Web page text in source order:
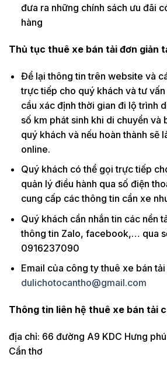
đưa ra những chính sách ưu đãi
hàng
Thủ tục thuê xe bán tải đơn giản
Để lại thông tin trên website và
trực tiếp cho quý khách và tư
cầu xác định thời gian đi lộ trình
số km phát sinh khi di chuyển và
quý khách và nếu hoàn thành sẽ
online.
Quý khách có thể gọi trực tiếp
quản lý điều hành qua số điện
cung cấp các thông tin cần xe
Quý khách cần nhắn tin các nền
thông tin Zalo, facebook,… qua
0916237090
Email của công ty thuê xe bán tải
dulichotocantho@gmail.com
Thông tin liên hệ thuê xe bán tải
địa chỉ: 66 đường A9 KDC Hưng phú
Cần thơ